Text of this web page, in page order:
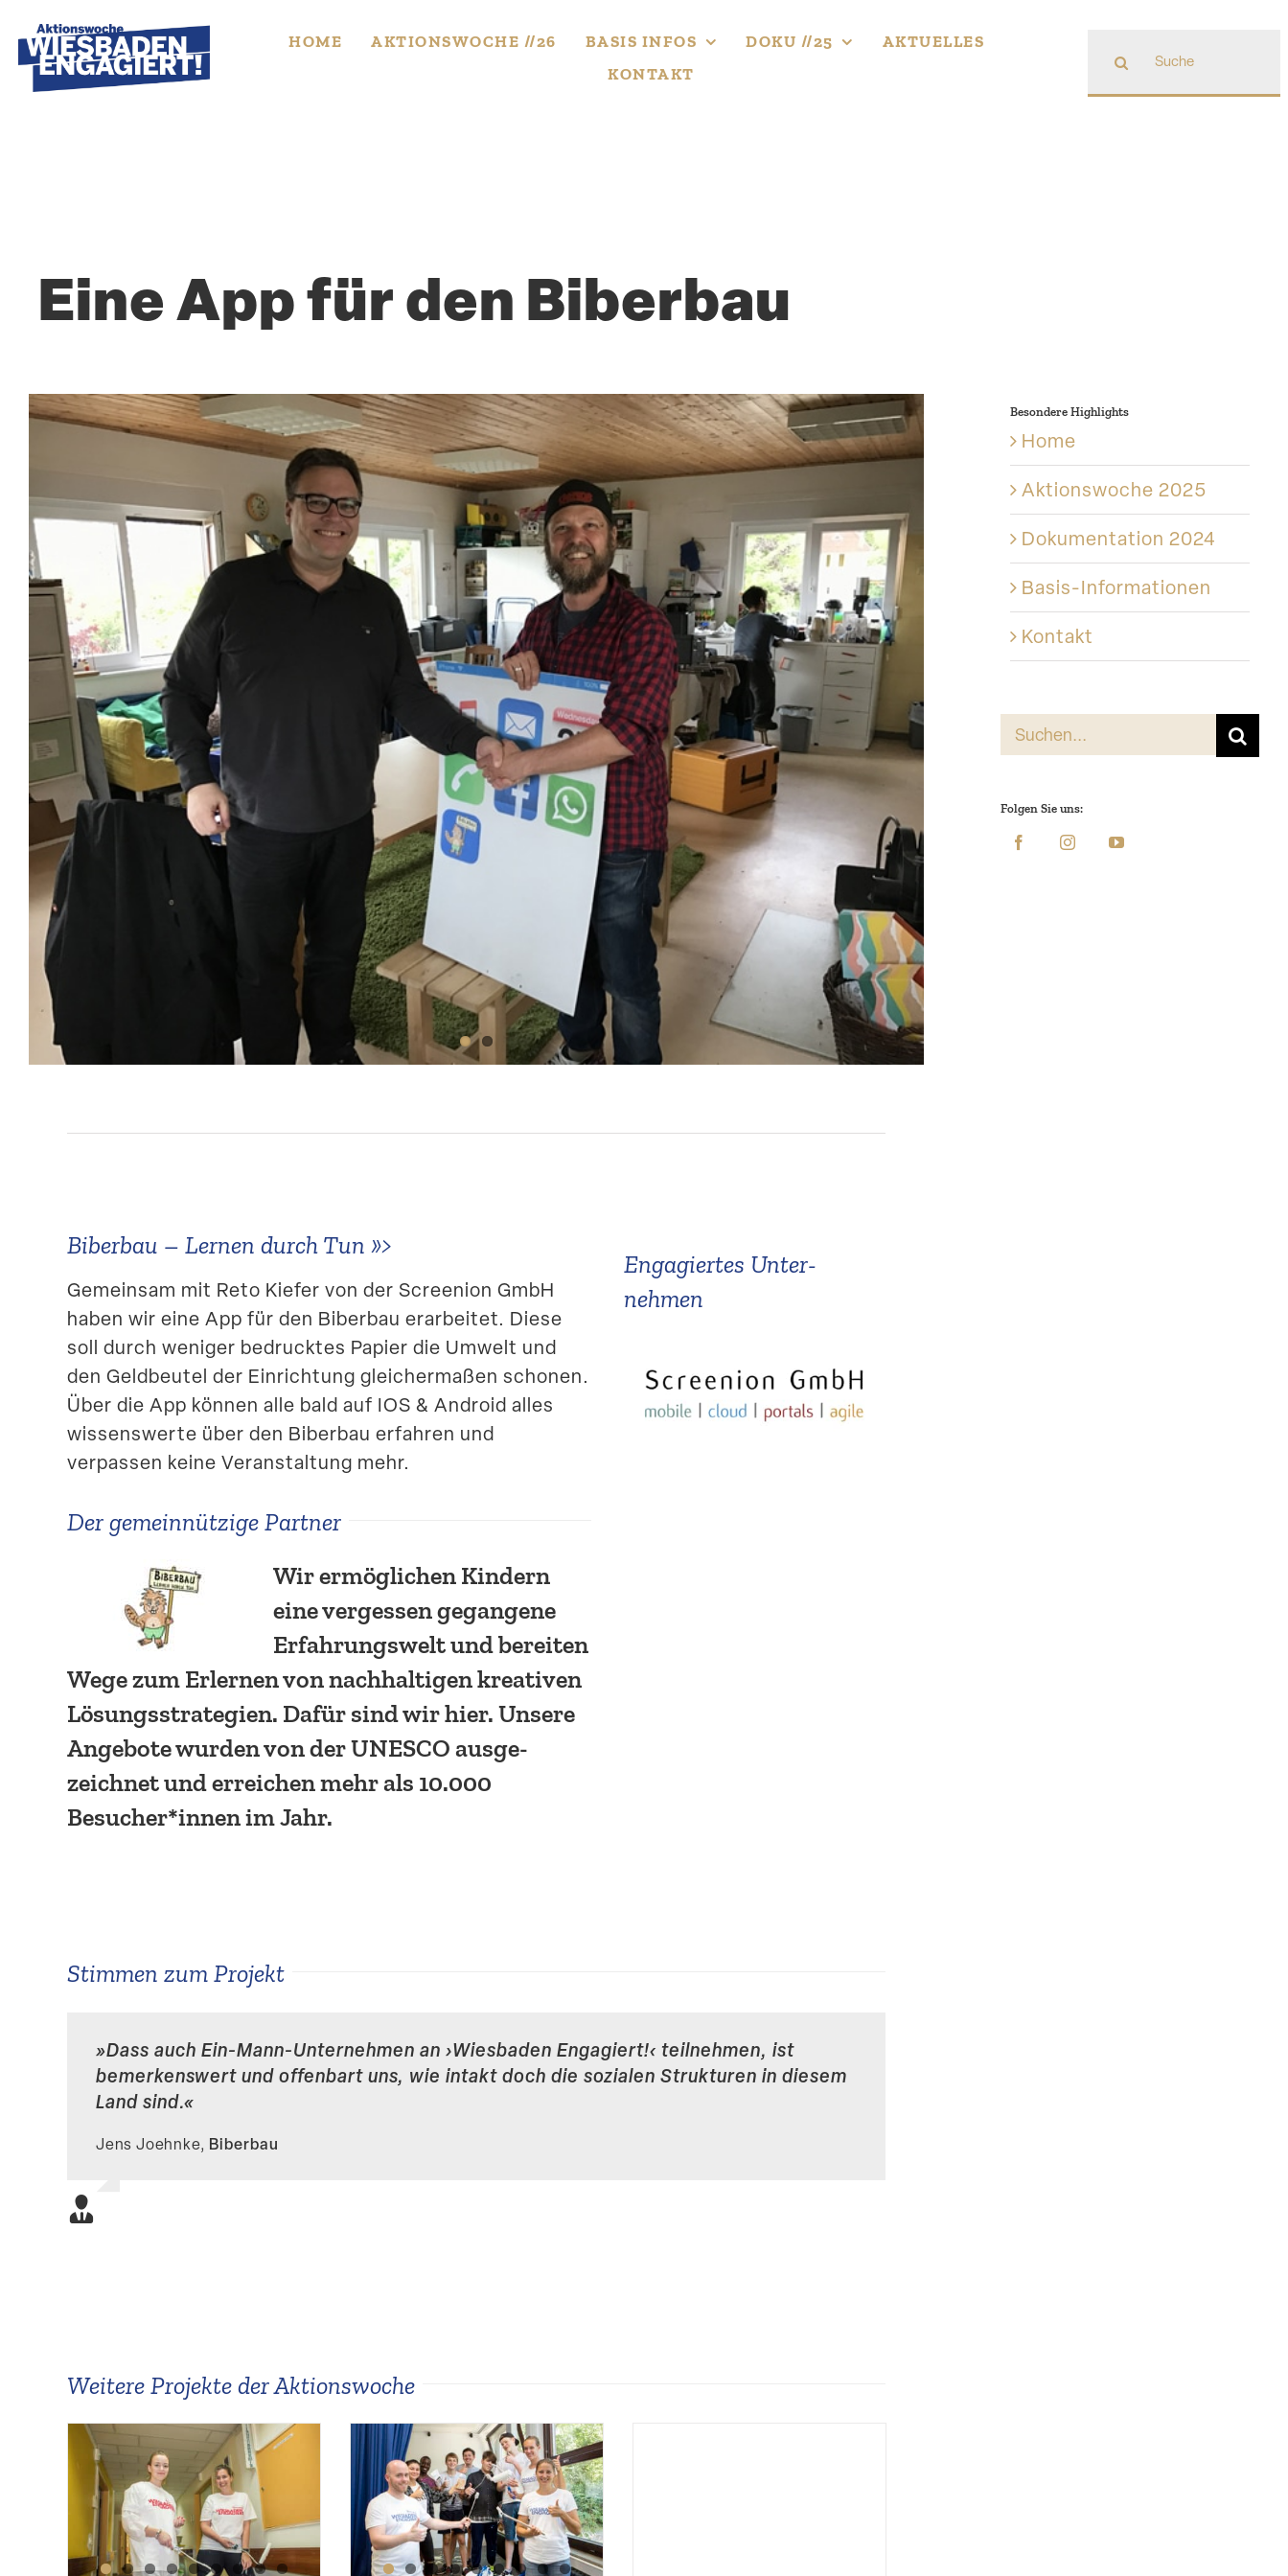
to
content
HOME AKTIONS­WOCHE //26 BASIS INFOS DOKU //25
AKTUELLES
KONTAKT
nach:
Eine App für den Biberbau
Zeige
grösseres
Biberbau – Lernen durch Tun »>
Gemeinsam mit Reto Kiefer von der Screenion GmbH
haben wir eine App für den Biberbau erarbeitet. Diese
soll durch weniger bedrucktes Papier die Umwelt und
den Geldbeutel der Einrichtung gleicher­maßen schonen.
Über die App können alle bald auf IOS & Android alles
wissens­werte über den Biberbau erfahren und
verpassen keine Veran­staltung mehr.
Der gemein­nützige Partner
Wir ermög­lichen Kindern
eine vergessen gegangene
Erfah­rungswelt und bereiten
Wege zum Erlernen von nachhal­tigen kreativen
Lösungs­stra­tegien. Dafür sind wir hier. Unsere
Angebote wurden von der UNESCO ausge­
zeichnet und erreichen mehr als 10.000
Besucher*innen im Jahr.
Engagiertes Unter­
nehmen
Stimmen zum Projekt
»Dass auch Ein-Mann-Unternehmen an ›Wiesbaden Engagiert!‹ teilnehmen, ist
bemer­kenswert und offenbart uns, wie intakt doch die sozialen Struk­turen in diesem
Land sind.«
Jens Joehnke, Biberbau
Weitere Projekte der Aktionswoche
Besondere Highlights
Home
Aktions­woche 2025
Dokumen­tation 2024
Basis-Informationen
Kontakt
Suche
nach:
Folgen Sie uns: